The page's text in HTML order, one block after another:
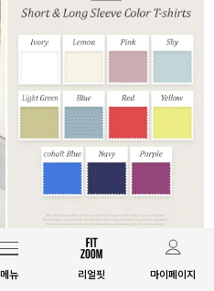
메뉴 리얼핏 마이페이지
E.SELECT
[단독진행]레프안 반팔&긴팔 컬러 티